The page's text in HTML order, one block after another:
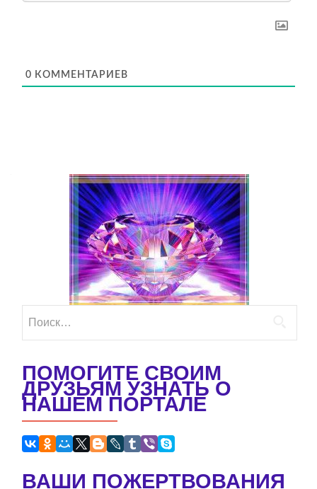
0 КОММЕНТАРИЕВ
ПОМОГИТЕ СВОИМ
ДРУЗЬЯМ УЗНАТЬ О
НАШЕМ ПОРТАЛЕ
ВАШИ ПОЖЕРТВОВАНИЯ